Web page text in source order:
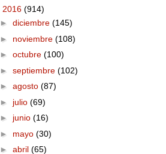
2016 (914)
► diciembre (145)
► noviembre (108)
► octubre (100)
► septiembre (102)
► agosto (87)
► julio (69)
► junio (16)
► mayo (30)
► abril (65)